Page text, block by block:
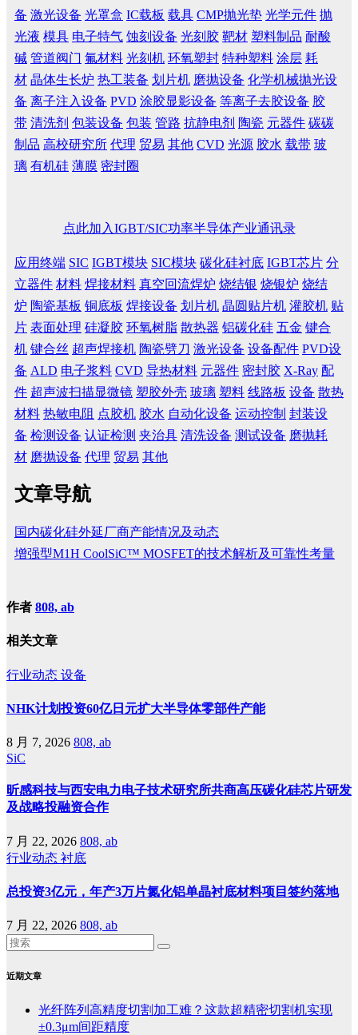
备 激光设备 光罩盒 IC载板 载具 CMP抛光垫 光学元件 抛
光液 模具 电子特气 蚀刻设备 光刻胶 靶材 塑料制品 耐酸
碱 管道阀门 氟材料 光刻机 环氧塑封 特种塑料 涂层 耗
材 晶体生长炉 热工装备 划片机 磨抛设备 化学机械抛光设
备 离子注入设备 PVD 涂胶显影设备 等离子去胶设备 胶
带 清洗剂 包装设备 包装 管路 抗静电剂 陶瓷 元器件 碳碳
制品 高校研究所 代理 贸易 其他 CVD 光源 胶水 载带 玻
璃 有机硅 薄膜 密封圈
点此加入IGBT/SIC功率半导体产业通讯录
应用终端 SIC IGBT模块 SIC模块 碳化硅衬底 IGBT芯片 分
立器件 材料 焊接材料 真空回流焊炉 烧结银 烧银炉 烧结
炉 陶瓷基板 铜底板 焊接设备 划片机 晶圆贴片机 灌胶机 贴
片 表面处理 硅凝胶 环氧树脂 散热器 铝碳化硅 五金 键合
机 键合丝 超声焊接机 陶瓷劈刀 激光设备 设备配件 PVD设
备 ALD 电子浆料 CVD 导热材料 元器件 密封胶 X-Ray 配
件 超声波扫描显微镜 塑胶外壳 玻璃 塑料 线路板 设备 散热
材料 热敏电阻 点胶机 胶水 自动化设备 运动控制 封装设
备 检测设备 认证检测 夹治具 清洗设备 测试设备 磨抛耗
材 磨抛设备 代理 贸易 其他
文章导航
国内碳化硅外延厂商产能情况及动态
增强型M1H CoolSiC™ MOSFET的技术解析及可靠性考量
作者 808, ab
相关文章
行业动态 设备
NHK计划投资60亿日元扩大半导体零部件产能
8 月 7, 2026 808, ab
SiC
昕感科技与西安电力电子技术研究所共商高压碳化硅芯片研发
及战略投融资合作
7 月 22, 2026 808, ab
行业动态 衬底
总投资3亿元，年产3万片氮化铝单晶衬底材料项目签约落地
7 月 22, 2026 808, ab
近期文章
光纤阵列高精度切割加工难？这款超精密切割机实现
±0.3μm间距精度